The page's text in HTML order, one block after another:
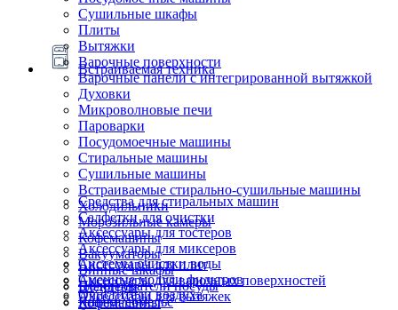
Сушильные шкафы
Плиты
Встраиваемая техника
Вытяжки
Варочные поверхности
Варочные панели с интегрированной вытяжкой
Духовки
Микроволновые печи
Пароварки
Посудомоечные машины
Стиральные машины
Сушильные машины
Встраиваемые стирально-сушильные машины
Холодильники
Морозильные камеры
Кофемашины
Вакууматоры
Винные шкафы
Подогреватели посуды
Ящики сомелье
Блендеры
Кофемашины
Очистители воздуха
Системы очистки воды
Сменные модули фильтров
Аксессуары для тостеров
Аксессуары для миксеров
Аксессуары для плит
Аксессуары для варочных поверхностей
Аксессуары для вытяжек
Средства для стиральных машин
Салфетки для очистки